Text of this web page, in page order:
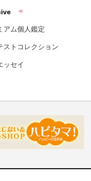
アム個人鑑定
ストコレクション
ッセイ